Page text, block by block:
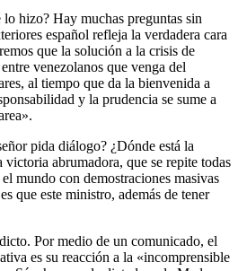
hizo? Hay muchas preguntas sin
español refleja la verdadera cara
que la solución a la crisis de
venezolanos que venga del
al tiempo que da la bienvenida a
y la prudencia se sume a
pida diálogo? ¿Dónde está la
victoria abrumadora, que se repite todas
mundo con demostraciones masivas
que este ministro, además de tener
Por medio de un comunicado, el
es su reacción a la «incomprensible